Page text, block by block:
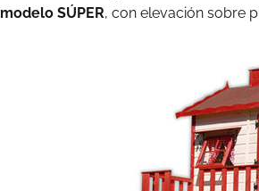
modelo SÚPER, con elevación sobre